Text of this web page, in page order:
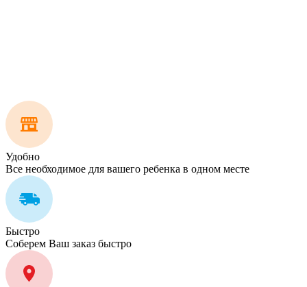
Удобно
Все необходимое для вашего ребенка в одном месте
Быстро
Соберем Ваш заказ быстро